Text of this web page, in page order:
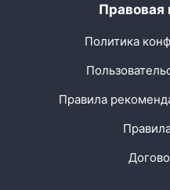
Правовая
Политика
Правила